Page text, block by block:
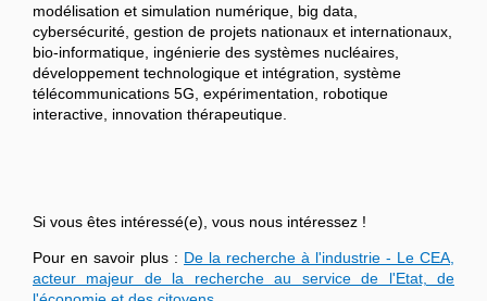
modélisation et simulation numérique, big data,
cybersécurité, gestion de projets nationaux et internationaux,
bio-informatique, ingénierie des systèmes nucléaires,
développement technologique et intégration, système
télécommunications 5G, expérimentation, robotique
interactive, innovation thérapeutique.
Si vous êtes intéressé(e), vous nous intéressez !
Pour en savoir plus : De la recherche à l'industrie - Le CEA,
acteur majeur de la recherche au service de l'Etat, de